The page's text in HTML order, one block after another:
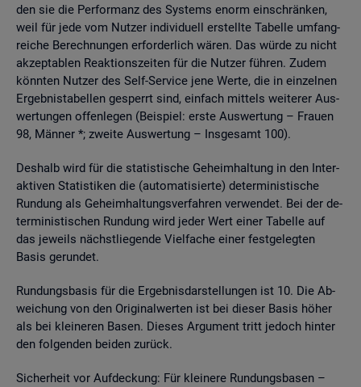
den sie die Per­for­manz des Sys­tems enorm ein­schrän­ken,
weil für jede vom Nut­zer in­di­vi­du­ell er­stell­te Ta­bel­le um­fang­
rei­che Be­rech­nun­gen er­for­der­lich wären. Das würde zu nicht
ak­zep­ta­blen Re­ak­ti­ons­zei­ten für die Nut­zer füh­ren. Zudem
könn­ten Nut­zer des Self-Ser­vice jene Werte, die in ein­zel­nen
Er­geb­nis­ta­bel­len ge­sperrt sind, ein­fach mit­tels wei­te­rer Aus­
wer­tun­gen of­fen­le­gen (Bei­spiel: erste Aus­wer­tung – Frau­en
98, Män­ner *; zwei­te Aus­wer­tung – Ins­ge­samt 100).
Des­halb wird für die sta­tis­ti­sche Ge­heim­hal­tung in den In­ter­
ak­ti­ven Sta­tis­ti­ken die (au­to­ma­ti­sier­te) de­ter­mi­nis­ti­sche
Run­dung als Ge­heim­hal­tungs­ver­fah­ren ver­wen­det. Bei der de­
ter­mi­nis­ti­schen Run­dung wird jeder Wert einer Ta­bel­le auf
das je­weils nächst­lie­gen­de Viel­fa­che einer fest­ge­leg­ten
Basis ge­run­det.
Run­dungs­ba­sis für die Er­geb­nis­dar­stel­lun­gen ist 10. Die Ab­
wei­chung von den Ori­gi­nal­wer­ten ist bei die­ser Basis höher
als bei klei­ne­ren Basen. Die­ses Ar­gu­ment tritt je­doch hin­ter
den fol­gen­den bei­den zu­rück.
Si­cher­heit vor Auf­de­ckung: Für klei­ne­re Run­dungs­ba­sen –